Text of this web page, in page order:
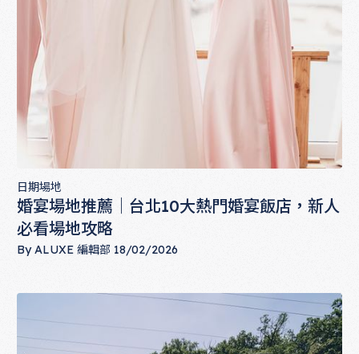
日期場地
婚宴場地推薦｜台北10大熱門婚宴飯店，新人
必看場地攻略
ByALUXE 編輯部 18/02/2026